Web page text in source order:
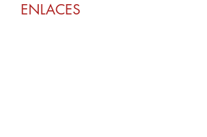
ENLACES